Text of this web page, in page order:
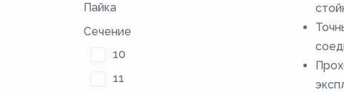
Пайка
Сечение
10
11